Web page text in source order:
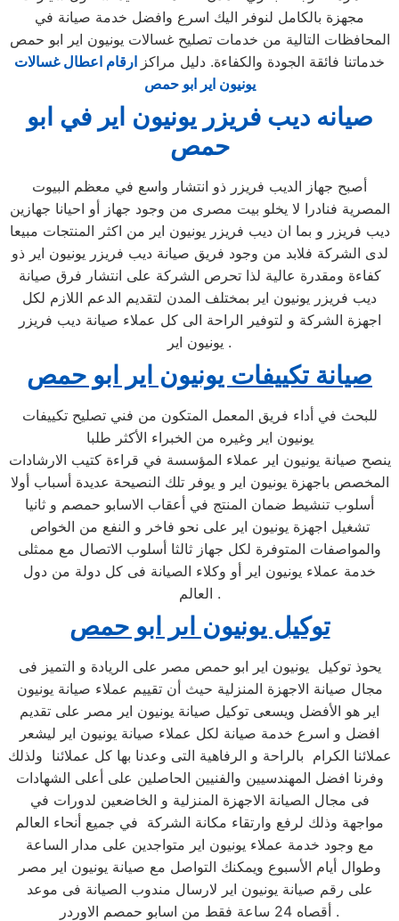
مجهزة بالكامل لنوفر اليك اسرع وافضل خدمة صيانة في
المحافظات التالية من خدمات تصليح غسالات يونيون اير ابو حمص
خدماتنا فائقة الجودة والكفاءة. دليل مراكز ارقام اعطال غسالات
يونيون اير ابو حمص
صيانه ديب فريزر يونيون اير في ابو
حمص
أصبح جهاز الديب فريزر ذو انتشار واسع في معظم البيوت
المصرية فنادرا لا يخلو بيت مصرى من وجود جهاز أو احيانا جهازين
ديب فريزر و بما ان ديب فريزر يونيون اير من اكثر المنتجات مبيعا
لدى الشركة فلابد من وجود فريق صيانة ديب فريزر يونيون اير ذو
كفاءة ومقدرة عالية لذا تحرص الشركة على انتشار فرق صيانة
ديب فريزر يونيون اير بمختلف المدن لتقديم الدعم اللازم لكل
اجهزة الشركة و لتوفير الراحة الى كل عملاء صيانة ديب فريزر
يونيون اير .
صيانة تكييفات يونيون اير ابو حمص
للبحث في أداء فريق المعمل المتكون من فني تصليح تكييفات
يونيون اير وغيره من الخبراء الأكثر طلبا
ينصح صيانة يونيون اير عملاء المؤسسة في قراءة كتيب الارشادات
المخصص باجهزة يونيون اير و يوفر تلك النصيحة عديدة أسباب أولا
أسلوب تنشيط ضمان المنتج في أعقاب الاسابو حمصم و ثانيا
تشغيل اجهزة يونيون اير على نحو فاخر و النفع من الخواص
والمواصفات المتوفرة لكل جهاز ثالثا أسلوب الاتصال مع ممثلى
خدمة عملاء يونيون اير أو وكلاء الصيانة فى كل دولة من دول
العالم .
توكيل يونيون اىر ابو حمص
يحوذ توكيل يونيون اير ابو حمص مصر على الريادة و التميز فى
مجال صيانة الاجهزة المنزلية حيث أن تقييم عملاء صيانة يونيون
اير هو الأفضل ويسعى توكيل صيانة يونيون اير مصر على تقديم
افضل و اسرع خدمة صيانة لكل عملاء صيانة يونيون اير ليشعر
عملائنا الكرام بالراحة و الرفاهية التى وعدنا بها كل عملائنا ولذلك
وفرنا افضل المهندسيين والفنيين الحاصلين على أعلى الشهادات
فى مجال الصيانة الاجهزة المنزلية و الخاضعين لدورات في
مواجهة وذلك لرفع وارتقاء مكانة الشركة في جميع أنحاء العالم
مع وجود خدمة عملاء يونيون اير متواجدين على مدار الساعة
وطوال أيام الأسبوع ويمكنك التواصل مع صيانة يونيون اير مصر
على رقم صيانة يونيون اير لارسال مندوب الصيانة فى موعد
أقصاه 24 ساعة فقط من اسابو حمصم الاوردر .